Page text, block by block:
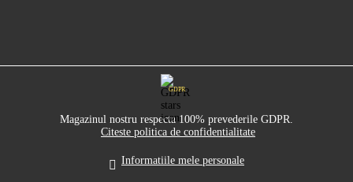
GDPR
Magazinul nostru respecta 100% prevederile GDPR.
Citeste politica de confidentialitate
Informatiile mele personale